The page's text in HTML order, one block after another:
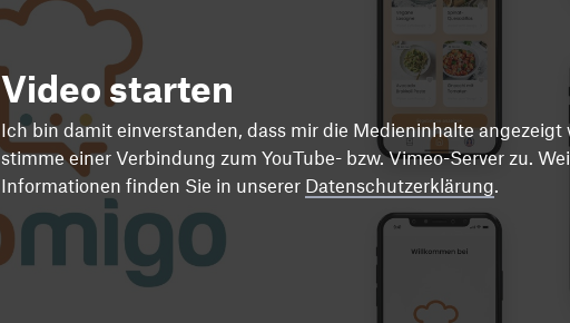
Video starten
Ich bin damit einverstanden, dass mir die Medieninhalte angezeigt
stimme einer Verbindung zum YouTube- bzw. Vimeo-Server zu.
Informationen finden Sie in unserer Datenschutzerklärung.